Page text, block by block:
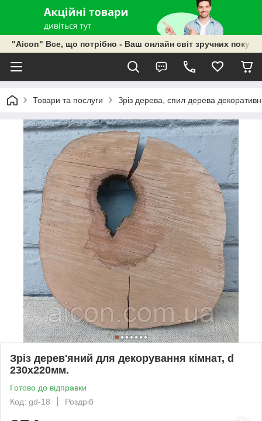
"Aicon" Все, що потрібно - Ваш онлайн світ зручних
Товари та послуги Зріз дерева, спил дерева
Зріз дерев'яний для декорування кімнат, d
230х220мм.
Готово до відправки
Код: gd-18
Роздріб